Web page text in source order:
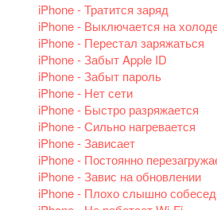
iPhone - Тратится заряд
iPhone - Выключается на
iPhone - Перестал заряжаться
iPhone - Забыт Apple ID
iPhone - Забыт пароль
iPhone - Нет сети
iPhone - Быстро разряжается
iPhone - Сильно нагревается
iPhone - Зависает
iPhone - Постоянно
iPhone - Завис на обновлении
iPhone - Плохо слышно